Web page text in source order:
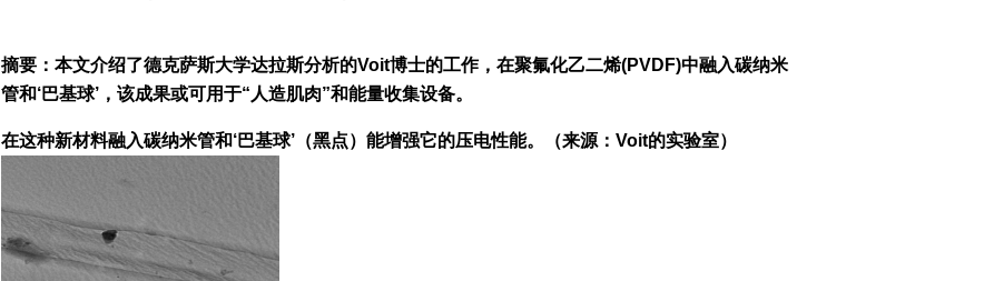
摘要：本文介绍了德克萨斯大学达拉斯分析的Voit博士的工作，在聚氟化乙二烯(PVDF)中融入碳纳米
管和‘巴基球’，该成果或可用于“人造肌肉”和能量收集设备。
在这种新材料融入碳纳米管和‘巴基球’（黑点）能增强它的压电性能。（来源：Voit的实验室）